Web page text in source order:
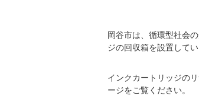
岡谷市は、循環型社会
ジの回収箱を設置してい
インクカートリッジの
ージをご覧ください。